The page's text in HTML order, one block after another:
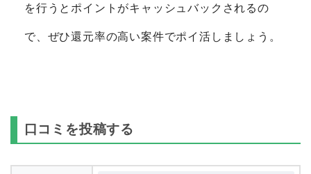
を行うとポイントがキャッシュバックされるの
で、ぜひ還元率の高い案件でポイ活しましょう。
口コミを投稿する